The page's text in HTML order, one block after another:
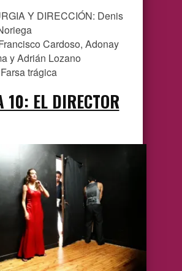
Y DIRECCIÓN: Denis
Cardoso, Adonay
y Adrián Lozano
trágica
10: EL DIRECTOR